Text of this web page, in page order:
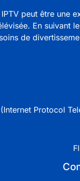
peut être une
En suivant
de
Internet Protocol